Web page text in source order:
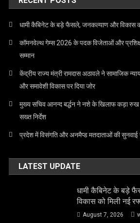
धामी कैबिनेट के बड़े फैसले, जनकल्याण और विकास
कॉमनवेल्थ गेम्स 2026 के पदक विजेताओं और
सम्मान
केंद्रीय राज्य मंत्री रामदास अठावले ने सामाजिक
और समावेशी विकास पर दिया जोर
मुख्य सचिव आनन्द बर्द्धन ने नशे के खिलाफ कड़ा रुख
सख्त निर्देश
प्रदेश में विसंगति और अनमैप्ड मतदाताओं की सुनवाई
LATEST UPDATE
धामी कैबिनेट के बड़े
विकास को मिली नई
August 7, 2026